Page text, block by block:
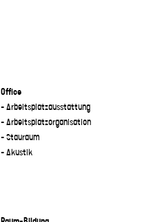
Office
– Arbeitsplatzausstattung
– Arbeitsplatzorganisation
– Stauraum
– Akustik